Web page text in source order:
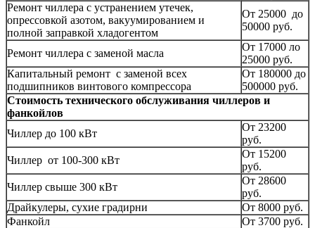
Ремонт чиллера с устранением утечек,
опрессовкой азотом, вакуумированием и
полной заправкой хладогентом
От 25000 до
50000 руб.
Ремонт чиллера с заменой масла
От 17000 ло
25000 руб.
Капитальный ремонт с заменой всех
подшипников винтового компрессора
От 180000 до
500000 руб.
Стоимость технического обслуживания чиллеров и
фанкойлов
Чиллер до 100 кВт
От 23200
руб.
Чиллер от 100-300 кВт
От 15200
руб.
Чиллер свыше 300 кВт
От 28600
руб.
Драйкулеры, сухие градирни
От 8000 руб.
Фанкойл
От 3700 руб.